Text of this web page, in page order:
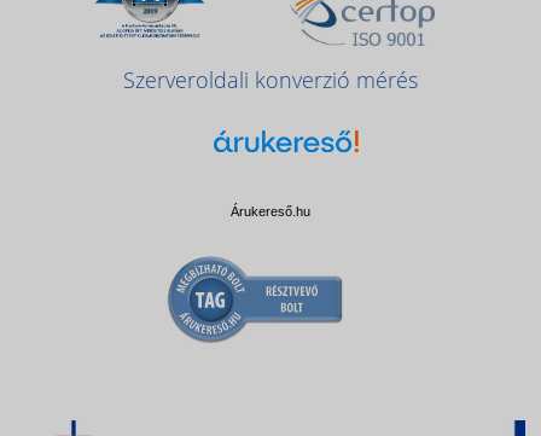
Szerveroldali konverzió mérés
Árukereső.hu